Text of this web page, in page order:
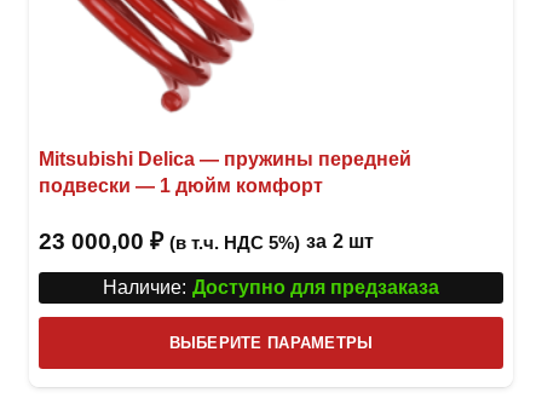
Mitsubishi Delica — пружины передней
подвески — 1 дюйм комфорт
23 000,00 ₽ (в т.ч. НДС 5%) за 2 шт
Наличие: Доступно для предзаказа
ВЫБЕРИТЕ ПАРАМЕТРЫ
товар